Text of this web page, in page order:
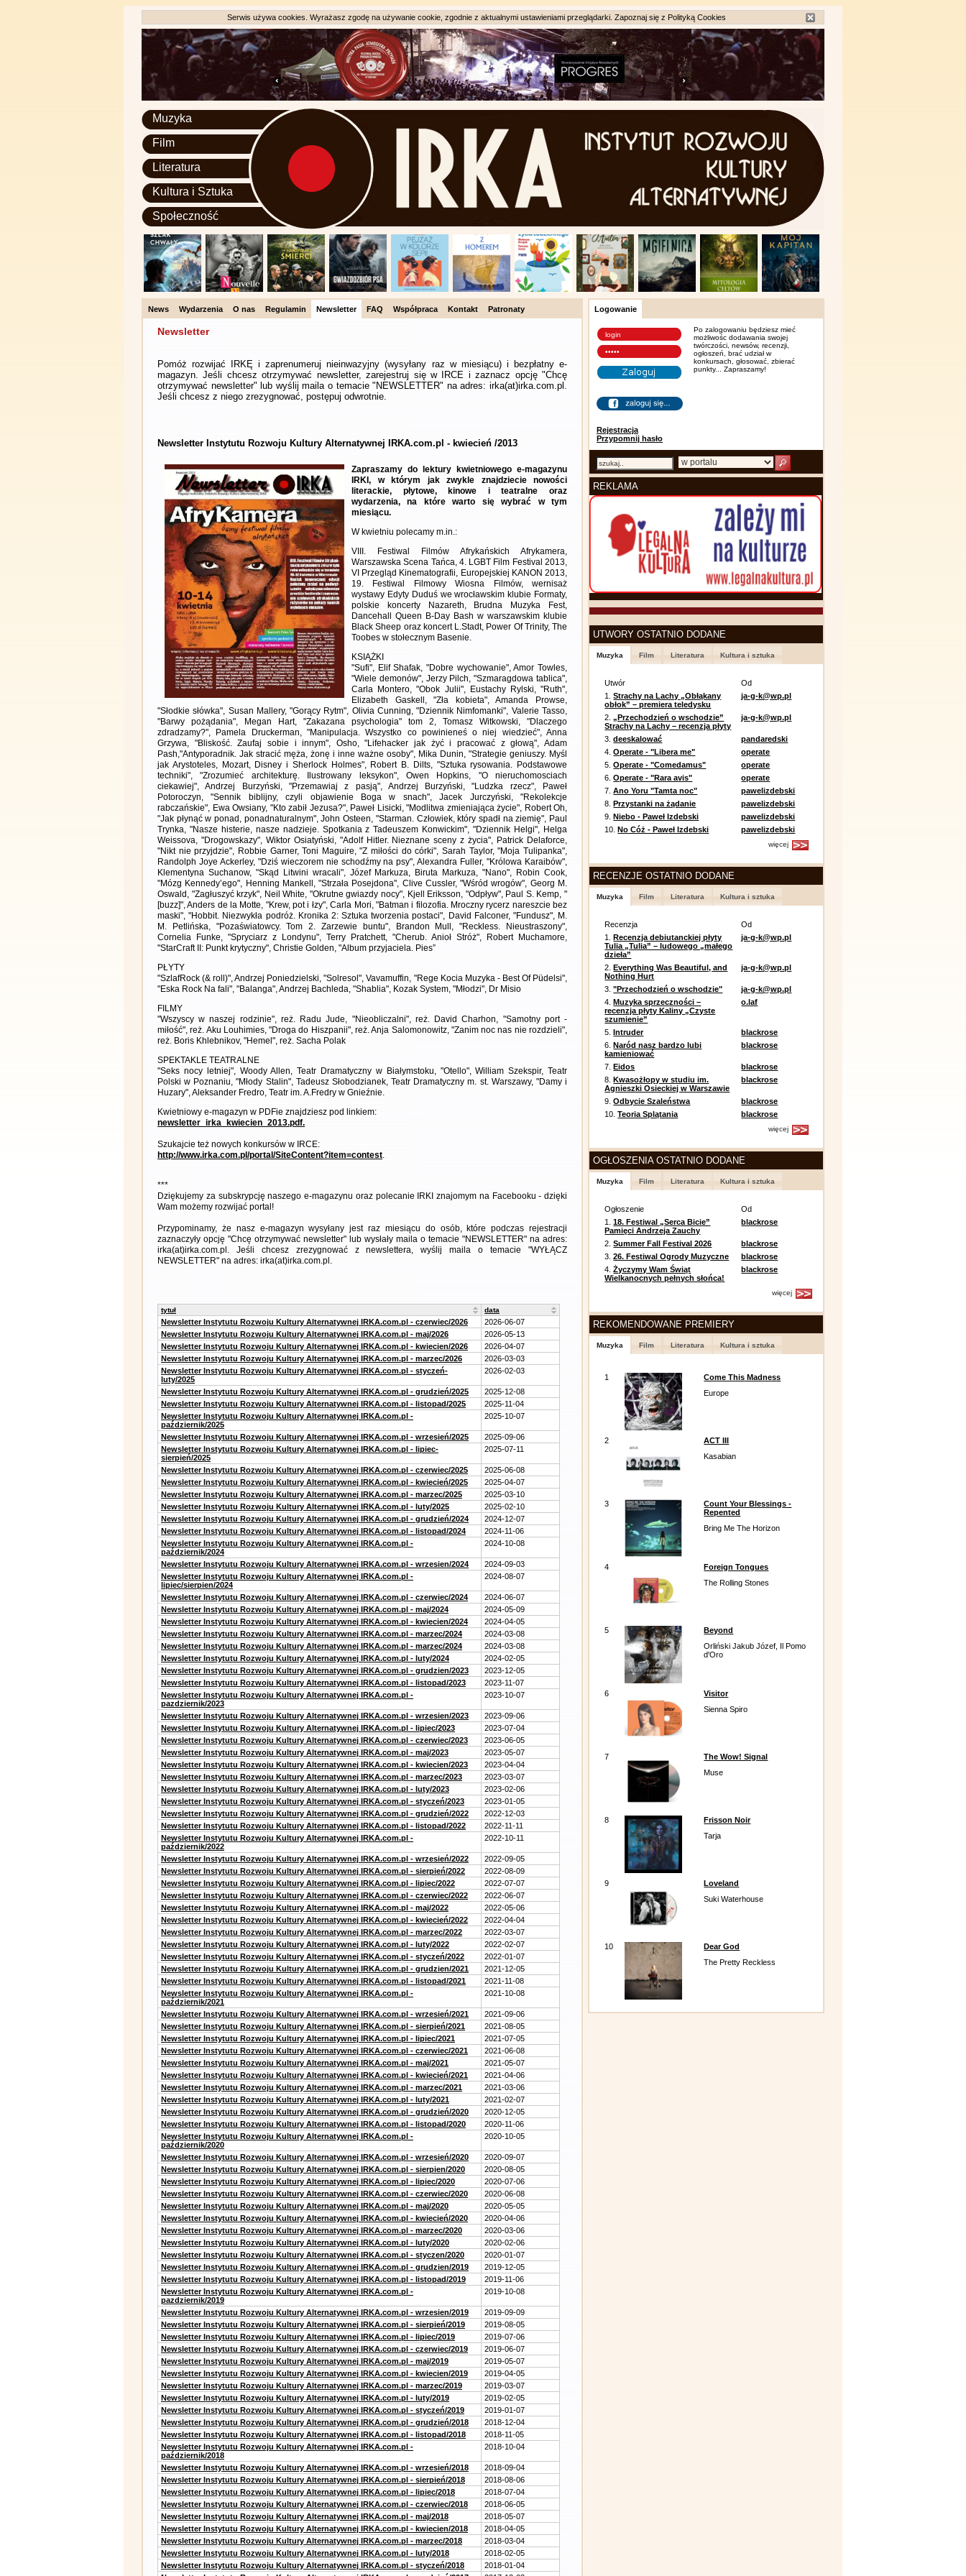
Serwis używa cookies. Wyrażasz zgodę na używanie cookie, zgodnie z aktualnymi ustawieniami przeglądarki. Zapoznaj się z Polityką Cookies
Muzyka
Film
Literatura
Kultura i Sztuka
Społeczność
News Wydarzenia O nas Regulamin Newsletter FAQ Współpraca Kontakt Patronaty
Newsletter
Pomóż rozwijać IRKĘ i zaprenumeruj nieinwazyjny (wysyłany raz w miesiącu) i bezpłatny e-
magazyn. Jeśli chcesz otrzymywać newsletter, zarejestruj się w IRCE i zaznacz opcję "Chcę
otrzymywać newsletter" lub wyślij maila o temacie "NEWSLETTER" na adres: irka(at)irka.com.pl.
Jeśli chcesz z niego zrezygnować, postępuj odwrotnie.
Newsletter Instytutu Rozwoju Kultury Alternatywnej IRKA.com.pl - kwiecień /2013
Zapraszamy do lektury kwietniowego e-magazynu
IRKI, w którym jak zwykle znajdziecie nowości
literackie, płytowe, kinowe i teatralne oraz
wydarzenia, na które warto się wybrać w tym
miesiącu.
W kwietniu polecamy m.in.:
VIII. Festiwal Filmów Afrykańskich Afrykamera,
Warszawska Scena Tańca, 4. LGBT Film Festival 2013,
VI Przegląd Kinematografii, Europejskiej KANON 2013,
19. Festiwal Filmowy Wiosna Filmów, wernisaż
wystawy Edyty Duduś we wrocławskim klubie Formaty,
polskie koncerty Nazareth, Brudna Muzyka Fest,
Dancehall Queen B-Day Bash w warszawskim klubie
Black Sheep oraz koncert L.Stadt, Power Of Trinity, The
Toobes w stołecznym Basenie.
KSIĄŻKI
"Sufi", Elif Shafak, "Dobre wychowanie", Amor Towles,
"Wiele demonów", Jerzy Pilch, "Szmaragdowa tablica",
Carla Montero, "Obok Julii", Eustachy Rylski, "Ruth",
Elizabeth Gaskell, "Zła kobieta", Amanda Prowse,
"Słodkie słówka", Susan Mallery, "Gorący Rytm", Olivia Cunning, "Dziennik Nimfomanki", Valerie Tasso,
"Barwy pożądania", Megan Hart, "Zakazana psychologia" tom 2, Tomasz Witkowski, "Dlaczego
zdradzamy?", Pamela Druckerman, "Manipulacja. Wszystko co powinieneś o niej wiedzieć", Anna
Grzywa, "Bliskość. Zaufaj sobie i innym", Osho, "Lifehacker jak żyć i pracować z głową", Adam
Pash,"Antyporadnik. Jak stracić męża, żonę i inne ważne osoby", Mika Dunin, "Strategie geniuszy. Myśl
jak Arystoteles, Mozart, Disney i Sherlock Holmes", Robert B. Dilts, "Sztuka rysowania. Podstawowe
techniki", "Zrozumieć architekturę. Ilustrowany leksykon", Owen Hopkins, "O nieruchomosciach
ciekawiej", Andrzej Burzyński, "Przemawiaj z pasją", Andrzej Burzyński, "Ludzka rzecz", Paweł
Potoroczyn, "Sennik biblijny, czyli objawienie Boga w snach", Jacek Jurczyński, "Rekolekcje
rabczańskie", Ewa Owsiany, "Kto zabił Jezusa?", Paweł Lisicki, "Modlitwa zmieniająca życie", Robert Oh,
"Jak płynąć w ponad, ponadnaturalnym", John Osteen, "Starman. Człowiek, który spadł na ziemię", Paul
Trynka, "Nasze histerie, nasze nadzieje. Spotkania z Tadeuszem Konwickim", "Dziennik Helgi", Helga
Weissova, "Drogowskazy", Wiktor Osiatyński, "Adolf Hitler. Nieznane sceny z życia", Patrick Delaforce,
"Nikt nie przyjdzie", Robbie Garner, Toni Maguire, "Z miłości do córki", Sarah Taylor, "Moja Tulipanka",
Randolph Joye Ackerley, "Dziś wieczorem nie schodźmy na psy", Alexandra Fuller, "Królowa Karaibów",
Klementyna Suchanow, "Skąd Litwini wracali", Józef Markuza, Biruta Markuza, "Nano", Robin Cook,
"Mózg Kennedy’ego", Henning Mankell, "Strzała Posejdona", Clive Cussler, "Wśród wrogów", Georg M.
Oswald, "Zagłuszyć krzyk", Neil White, "Okrutne gwiazdy nocy", Kjell Eriksson, "Odpływ", Paul S. Kemp, "
[buzz]", Anders de la Motte, "Krew, pot i łzy", Carla Mori, "Batman i filozofia. Mroczny rycerz nareszcie bez
maski", "Hobbit. Niezwykła podróż. Kronika 2: Sztuka tworzenia postaci", David Falconer, "Fundusz", M.
M. Petlińska, "Pozaświatowcy. Tom 2. Zarzewie buntu", Brandon Mull, "Reckless. Nieustraszony",
Cornelia Funke, "Spryciarz z Londynu", Terry Pratchett, "Cherub. Anioł Stróż", Robert Muchamore,
"StarCraft II: Punkt krytyczny", Christie Golden, "Album przyjaciela. Pies”
PŁYTY
"SzlafRock (& roll)", Andrzej Poniedzielski, "Solresol", Vavamuffin, "Rege Kocia Muzyka - Best Of Püdelsi",
"Eska Rock Na fali", "Balanga", Andrzej Bachleda, "Shablia", Kozak System, "Młodzi", Dr Misio
FILMY
"Wszyscy w naszej rodzinie", reż. Radu Jude, "Nieobliczalni", reż. David Charhon, "Samotny port -
miłość", reż. Aku Louhimies, "Droga do Hiszpanii", reż. Anja Salomonowitz, "Zanim noc nas nie rozdzieli",
reż. Boris Khlebnikov, "Hemel", reż. Sacha Polak
SPEKTAKLE TEATRALNE
"Seks nocy letniej", Woody Allen, Teatr Dramatyczny w Białymstoku, "Otello", William Szekspir, Teatr
Polski w Poznaniu, "Młody Stalin", Tadeusz Słobodzianek, Teatr Dramatyczny m. st. Warszawy, "Damy i
Huzary", Aleksander Fredro, Teatr im. A.Fredry w Gnieźnie.
Kwietniowy e-magazyn w PDFie znajdziesz pod linkiem:
newsletter_irka_kwiecien_2013.pdf.
Szukajcie też nowych konkursów w IRCE:
http://www.irka.com.pl/portal/SiteContent?item=contest.
***
Dziękujemy za subskrypcję naszego e-magazynu oraz polecanie IRKI znajomym na Facebooku - dzięki
Wam możemy rozwijać portal!
Przypominamy, że nasz e-magazyn wysyłany jest raz miesiącu do osób, które podczas rejestracji
zaznaczyły opcję "Chcę otrzymywać newsletter" lub wysłały maila o temacie "NEWSLETTER" na adres:
irka(at)irka.com.pl. Jeśli chcesz zrezygnować z newslettera, wyślij maila o temacie "WYŁĄCZ
NEWSLETTER" na adres: irka(at)irka.com.pl.
tytuł data
Newsletter Instytutu Rozwoju Kultury Alternatywnej IRKA.com.pl - czerwiec/2026
2026-06-07
Newsletter Instytutu Rozwoju Kultury Alternatywnej IRKA.com.pl - maj/2026
2026-05-13
Newsletter Instytutu Rozwoju Kultury Alternatywnej IRKA.com.pl - kwiecien/2026
2026-04-07
Newsletter Instytutu Rozwoju Kultury Alternatywnej IRKA.com.pl - marzec/2026
2026-03-03
Newsletter Instytutu Rozwoju Kultury Alternatywnej IRKA.com.pl - styczeń-
luty/2025
2026-02-03
Newsletter Instytutu Rozwoju Kultury Alternatywnej IRKA.com.pl - grudzień/2025
2025-12-08
Newsletter Instytutu Rozwoju Kultury Alternatywnej IRKA.com.pl - listopad/2025
2025-11-04
Newsletter Instytutu Rozwoju Kultury Alternatywnej IRKA.com.pl -
październik/2025
2025-10-07
Newsletter Instytutu Rozwoju Kultury Alternatywnej IRKA.com.pl - wrzesień/2025
2025-09-06
Newsletter Instytutu Rozwoju Kultury Alternatywnej IRKA.com.pl - lipiec-
sierpień/2025
2025-07-11
Newsletter Instytutu Rozwoju Kultury Alternatywnej IRKA.com.pl - czerwiec/2025
2025-06-08
Newsletter Instytutu Rozwoju Kultury Alternatywnej IRKA.com.pl - kwiecień/2025
2025-04-07
Newsletter Instytutu Rozwoju Kultury Alternatywnej IRKA.com.pl - marzec/2025
2025-03-10
Newsletter Instytutu Rozwoju Kultury Alternatywnej IRKA.com.pl - luty/2025
2025-02-10
Newsletter Instytutu Rozwoju Kultury Alternatywnej IRKA.com.pl - grudzień/2024
2024-12-07
Newsletter Instytutu Rozwoju Kultury Alternatywnej IRKA.com.pl - listopad/2024
2024-11-06
Newsletter Instytutu Rozwoju Kultury Alternatywnej IRKA.com.pl -
październik/2024
2024-10-08
Newsletter Instytutu Rozwoju Kultury Alternatywnej IRKA.com.pl - wrzesien/2024
2024-09-03
Newsletter Instytutu Rozwoju Kultury Alternatywnej IRKA.com.pl -
lipiec/sierpien/2024
2024-08-07
Newsletter Instytutu Rozwoju Kultury Alternatywnej IRKA.com.pl - czerwiec/2024
2024-06-07
Newsletter Instytutu Rozwoju Kultury Alternatywnej IRKA.com.pl - maj/2024
2024-05-09
Newsletter Instytutu Rozwoju Kultury Alternatywnej IRKA.com.pl - kwiecien/2024
2024-04-05
Newsletter Instytutu Rozwoju Kultury Alternatywnej IRKA.com.pl - marzec/2024
2024-03-08
Newsletter Instytutu Rozwoju Kultury Alternatywnej IRKA.com.pl - marzec/2024
2024-03-08
Newsletter Instytutu Rozwoju Kultury Alternatywnej IRKA.com.pl - luty/2024
2024-02-05
Newsletter Instytutu Rozwoju Kultury Alternatywnej IRKA.com.pl - grudzien/2023
2023-12-05
Newsletter Instytutu Rozwoju Kultury Alternatywnej IRKA.com.pl - listopad/2023
2023-11-07
Newsletter Instytutu Rozwoju Kultury Alternatywnej IRKA.com.pl -
pazdziernik/2023
2023-10-07
Newsletter Instytutu Rozwoju Kultury Alternatywnej IRKA.com.pl - wrzesien/2023
2023-09-06
Newsletter Instytutu Rozwoju Kultury Alternatywnej IRKA.com.pl - lipiec/2023
2023-07-04
Newsletter Instytutu Rozwoju Kultury Alternatywnej IRKA.com.pl - czerwiec/2023
2023-06-05
Newsletter Instytutu Rozwoju Kultury Alternatywnej IRKA.com.pl - maj/2023
2023-05-07
Newsletter Instytutu Rozwoju Kultury Alternatywnej IRKA.com.pl - kwiecien/2023
2023-04-04
Newsletter Instytutu Rozwoju Kultury Alternatywnej IRKA.com.pl - marzec/2023
2023-03-07
Newsletter Instytutu Rozwoju Kultury Alternatywnej IRKA.com.pl - luty/2023
2023-02-06
Newsletter Instytutu Rozwoju Kultury Alternatywnej IRKA.com.pl - styczeń/2023
2023-01-05
Newsletter Instytutu Rozwoju Kultury Alternatywnej IRKA.com.pl - grudzień/2022
2022-12-03
Newsletter Instytutu Rozwoju Kultury Alternatywnej IRKA.com.pl - listopad/2022
2022-11-11
Newsletter Instytutu Rozwoju Kultury Alternatywnej IRKA.com.pl -
październik/2022
2022-10-11
Newsletter Instytutu Rozwoju Kultury Alternatywnej IRKA.com.pl - wrzesień/2022
2022-09-05
Newsletter Instytutu Rozwoju Kultury Alternatywnej IRKA.com.pl - sierpień/2022
2022-08-09
Newsletter Instytutu Rozwoju Kultury Alternatywnej IRKA.com.pl - lipiec/2022
2022-07-07
Newsletter Instytutu Rozwoju Kultury Alternatywnej IRKA.com.pl - czerwiec/2022
2022-06-07
Newsletter Instytutu Rozwoju Kultury Alternatywnej IRKA.com.pl - maj/2022
2022-05-06
Newsletter Instytutu Rozwoju Kultury Alternatywnej IRKA.com.pl - kwiecień/2022
2022-04-04
Newsletter Instytutu Rozwoju Kultury Alternatywnej IRKA.com.pl - marzec/2022
2022-03-07
Newsletter Instytutu Rozwoju Kultury Alternatywnej IRKA.com.pl - luty/2022
2022-02-07
Newsletter Instytutu Rozwoju Kultury Alternatywnej IRKA.com.pl - styczeń/2022
2022-01-07
Newsletter Instytutu Rozwoju Kultury Alternatywnej IRKA.com.pl - grudzien/2021
2021-12-05
Newsletter Instytutu Rozwoju Kultury Alternatywnej IRKA.com.pl - listopad/2021
2021-11-08
Newsletter Instytutu Rozwoju Kultury Alternatywnej IRKA.com.pl -
październik/2021
2021-10-08
Newsletter Instytutu Rozwoju Kultury Alternatywnej IRKA.com.pl - wrzesień/2021
2021-09-06
Newsletter Instytutu Rozwoju Kultury Alternatywnej IRKA.com.pl - sierpień/2021
2021-08-05
Newsletter Instytutu Rozwoju Kultury Alternatywnej IRKA.com.pl - lipiec/2021
2021-07-05
Newsletter Instytutu Rozwoju Kultury Alternatywnej IRKA.com.pl - czerwiec/2021
2021-06-08
Newsletter Instytutu Rozwoju Kultury Alternatywnej IRKA.com.pl - maj/2021
2021-05-07
Newsletter Instytutu Rozwoju Kultury Alternatywnej IRKA.com.pl - kwiecień/2021
2021-04-06
Newsletter Instytutu Rozwoju Kultury Alternatywnej IRKA.com.pl - marzec/2021
2021-03-06
Newsletter Instytutu Rozwoju Kultury Alternatywnej IRKA.com.pl - luty/2021
2021-02-07
Newsletter Instytutu Rozwoju Kultury Alternatywnej IRKA.com.pl - grudzień/2020
2020-12-05
Newsletter Instytutu Rozwoju Kultury Alternatywnej IRKA.com.pl - listopad/2020
2020-11-06
Newsletter Instytutu Rozwoju Kultury Alternatywnej IRKA.com.pl -
październik/2020
2020-10-05
Newsletter Instytutu Rozwoju Kultury Alternatywnej IRKA.com.pl - wrzesień/2020
2020-09-07
Newsletter Instytutu Rozwoju Kultury Alternatywnej IRKA.com.pl - sierpien/2020
2020-08-05
Newsletter Instytutu Rozwoju Kultury Alternatywnej IRKA.com.pl - lipiec/2020
2020-07-06
Newsletter Instytutu Rozwoju Kultury Alternatywnej IRKA.com.pl - czerwiec/2020
2020-06-08
Newsletter Instytutu Rozwoju Kultury Alternatywnej IRKA.com.pl - maj/2020
2020-05-05
Newsletter Instytutu Rozwoju Kultury Alternatywnej IRKA.com.pl - kwiecień/2020
2020-04-06
Newsletter Instytutu Rozwoju Kultury Alternatywnej IRKA.com.pl - marzec/2020
2020-03-06
Newsletter Instytutu Rozwoju Kultury Alternatywnej IRKA.com.pl - luty/2020
2020-02-06
Newsletter Instytutu Rozwoju Kultury Alternatywnej IRKA.com.pl - styczen/2020
2020-01-07
Newsletter Instytutu Rozwoju Kultury Alternatywnej IRKA.com.pl - grudzien/2019
2019-12-05
Newsletter Instytutu Rozwoju Kultury Alternatywnej IRKA.com.pl - listopad/2019
2019-11-06
Newsletter Instytutu Rozwoju Kultury Alternatywnej IRKA.com.pl -
pazdziernik/2019
2019-10-08
Newsletter Instytutu Rozwoju Kultury Alternatywnej IRKA.com.pl - wrzesien/2019
2019-09-09
Newsletter Instytutu Rozwoju Kultury Alternatywnej IRKA.com.pl - sierpień/2019
2019-08-05
Newsletter Instytutu Rozwoju Kultury Alternatywnej IRKA.com.pl - lipiec/2019
2019-07-06
Newsletter Instytutu Rozwoju Kultury Alternatywnej IRKA.com.pl - czerwiec/2019
2019-06-07
Newsletter Instytutu Rozwoju Kultury Alternatywnej IRKA.com.pl - maj/2019
2019-05-07
Newsletter Instytutu Rozwoju Kultury Alternatywnej IRKA.com.pl - kwiecien/2019
2019-04-05
Newsletter Instytutu Rozwoju Kultury Alternatywnej IRKA.com.pl - marzec/2019
2019-03-07
Newsletter Instytutu Rozwoju Kultury Alternatywnej IRKA.com.pl - luty/2019
2019-02-05
Newsletter Instytutu Rozwoju Kultury Alternatywnej IRKA.com.pl - styczeń/2019
2019-01-07
Newsletter Instytutu Rozwoju Kultury Alternatywnej IRKA.com.pl - grudzień/2018
2018-12-04
Newsletter Instytutu Rozwoju Kultury Alternatywnej IRKA.com.pl - listopad/2018
2018-11-05
Newsletter Instytutu Rozwoju Kultury Alternatywnej IRKA.com.pl -
październik/2018
2018-10-04
Newsletter Instytutu Rozwoju Kultury Alternatywnej IRKA.com.pl - wrzesień/2018
2018-09-04
Newsletter Instytutu Rozwoju Kultury Alternatywnej IRKA.com.pl - sierpień/2018
2018-08-06
Newsletter Instytutu Rozwoju Kultury Alternatywnej IRKA.com.pl - lipiec/2018
2018-07-04
Newsletter Instytutu Rozwoju Kultury Alternatywnej IRKA.com.pl - czerwiec/2018
2018-06-05
Newsletter Instytutu Rozwoju Kultury Alternatywnej IRKA.com.pl - maj/2018
2018-05-07
Newsletter Instytutu Rozwoju Kultury Alternatywnej IRKA.com.pl - kwiecien/2018
2018-04-05
Newsletter Instytutu Rozwoju Kultury Alternatywnej IRKA.com.pl - marzec/2018
2018-03-04
Newsletter Instytutu Rozwoju Kultury Alternatywnej IRKA.com.pl - luty/2018
2018-02-05
Newsletter Instytutu Rozwoju Kultury Alternatywnej IRKA.com.pl - styczeń/2018
2018-01-04
Logowanie
Rejestracja
Przypomnij hasło
Po zalogowaniu będziesz mieć
możliwośc dodawania swojej
twórczości, newsów, recenzji,
ogłoszeń, brać udział w
konkursach, głosować, zbierać
punkty... Zapraszamy!
REKLAMA
UTWORY OSTATNIO DODANE
Muzyka Film Literatura Kultura i sztuka
Utwór
Od
1.Strachy na Lachy „Obłąkany
obłok” – premiera teledysku
ja-g-k@wp.pl
2.„Przechodzień o wschodzie”
Strachy na Lachy – recenzja płyty
ja-g-k@wp.pl
3.deeskalować
pandaredski
4.Operate - "Libera me"
operate
5.Operate - "Comedamus"
operate
6.Operate - "Rara avis"
operate
7.Ano Yoru "Tamta noc"
pawelizdebski
8.Przystanki na żądanie
pawelizdebski
9.Niebo - Paweł Izdebski
pawelizdebski
10.No Cóż - Paweł Izdebski pawelizdebski
więcej
RECENZJE OSTATNIO DODANE
Muzyka Film Literatura Kultura i sztuka
Recenzja
Od
1.Recenzja debiutanckiej płyty
Tulia „Tulia” – ludowego „małego
dzieła”
ja-g-k@wp.pl
2.Everything Was Beautiful, and
Nothing Hurt
ja-g-k@wp.pl
3."Przechodzień o wschodzie"
ja-g-k@wp.pl
4.Muzyka sprzeczności –
recenzja płyty Kaliny „Czyste
szumienie”
o.laf
5.Intruder
blackrose
6.Naród nasz bardzo lubi
kamieniować
blackrose
7.Eidos
blackrose
8.Kwasożłopy w studiu im.
Agnieszki Osieckiej w Warszawie
blackrose
9.Odbycie Szaleństwa
blackrose
10.Teoria Splątania blackrose
więcej
OGŁOSZENIA OSTATNIO DODANE
Muzyka Film Literatura Kultura i sztuka
Ogłoszenie
Od
1.18. Festiwal „Serca Bicie”
Pamięci Andrzeja Zauchy
blackrose
2.Summer Fall Festival 2026
blackrose
3.26. Festiwal Ogrody Muzyczne
blackrose
4.Życzymy Wam Świąt
Wielkanocnych pełnych słońca!
blackrose
więcej
REKOMENDOWANE PREMIERY
Muzyka Film Literatura Kultura i sztuka
1
Come This Madness
Europe
2
ACT III
Kasabian
3
Count Your Blessings -
Repented
Bring Me The Horizon
4
Foreign Tongues
The Rolling Stones
5
Beyond
Orliński Jakub Józef, Il Pomo
d'Oro
6
Visitor
Sienna Spiro
7
The Wow! Signal
Muse
8
Frisson Noir
Tarja
9
Loveland
Suki Waterhouse
10
Dear God
The Pretty Reckless